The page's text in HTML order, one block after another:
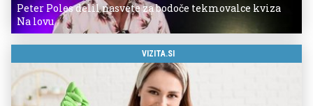
Peter Poles delil nasvete za bodoče tekmovalce kviza
Na lovu
VIZITA.SI